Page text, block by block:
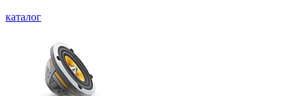
каталог